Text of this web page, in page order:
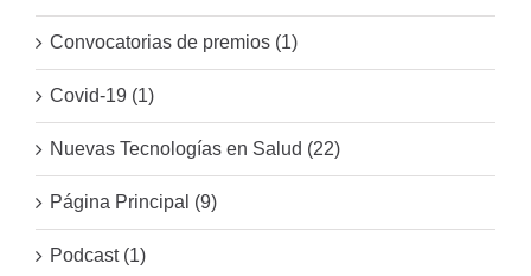
Convocatorias de premios (1)
Covid-19 (1)
Nuevas Tecnologías en Salud (22)
Página Principal (9)
Podcast (1)